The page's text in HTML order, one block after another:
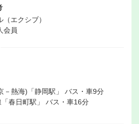
エクシブ）
会員
－熱海)「静岡駅」 バス・車9分
春日町駅」 バス・車16分